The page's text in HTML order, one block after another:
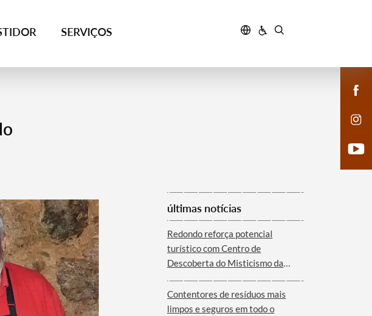
SERVIÇOS
últimas notícias
Redondo reforça potencial
turístico com Centro de
Descoberta do Misticismo da
Contentores de resíduos mais
limpos e seguros em todo o